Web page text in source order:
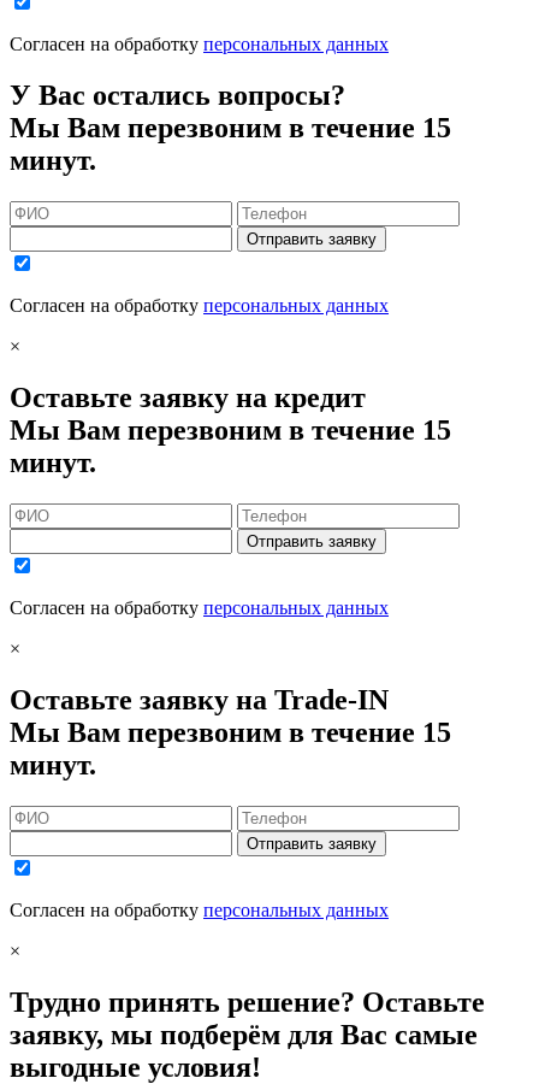
Согласен на обработку персональных данных
У Вас остались вопросы?
Мы Вам перезвоним в течение 15
минут.
Отправить заявку
Согласен на обработку персональных данных
×
Оставьте заявку на кредит
Мы Вам перезвоним в течение 15
минут.
Отправить заявку
Согласен на обработку персональных данных
×
Оставьте заявку на Trade-IN
Мы Вам перезвоним в течение 15
минут.
Отправить заявку
Согласен на обработку персональных данных
×
Трудно принять решение? Оставьте
заявку, мы подберём для Вас самые
выгодные условия!